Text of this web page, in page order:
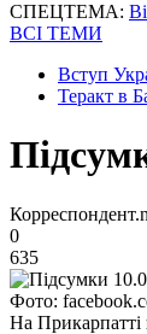
СПЕЦТЕМА:
ВСІ ТЕМИ
Вступ
Теракт в
0
635
Фото:
На Прикарпатті